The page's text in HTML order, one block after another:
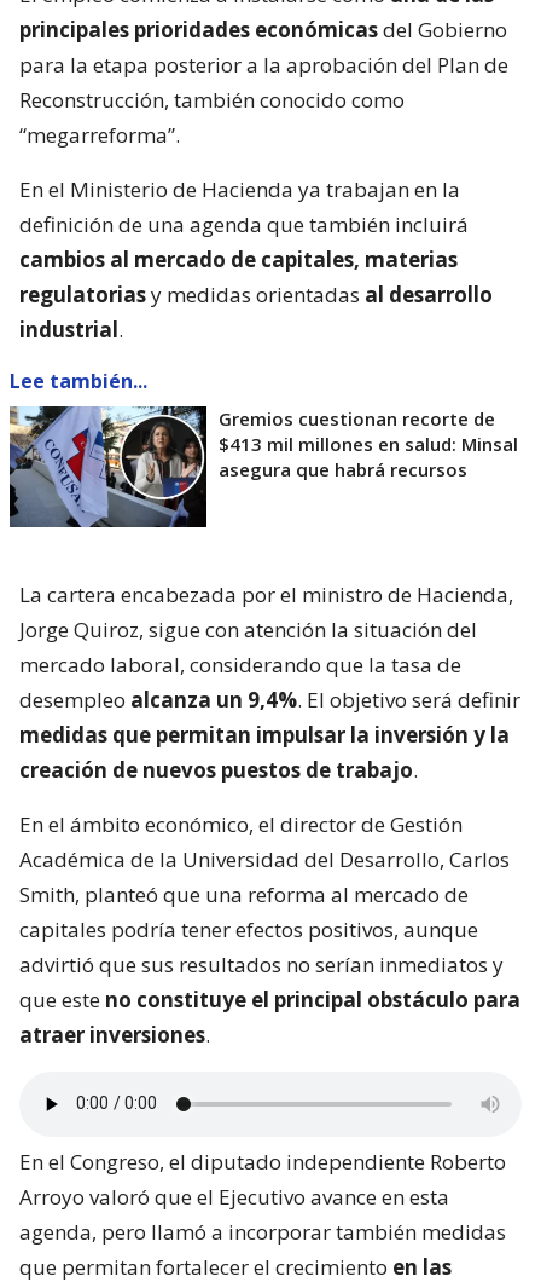
principales prioridades económicasdel Gobierno
para la etapa posterior a la aprobación del Plan de
Reconstrucción, también conocido como
“megarreforma”.
En el Ministerio de Hacienda ya trabajan en la
definición de una agenda que también incluirá
cambios al mercado de capitales, materias
regulatoriasy medidas orientadas al desarrollo
industrial.
Lee también...
Gremios cuestionan recorte de
$413 mil millones en salud: Minsal
asegura que habrá recursos
La cartera encabezada por el ministro de Hacienda,
Jorge Quiroz, sigue con atención la situación del
mercado laboral, considerando que la tasa de
desempleo alcanza un 9,4%. El objetivo será definir
medidas que permitan impulsar la inversión y la
creación de nuevos puestos de trabajo.
En el ámbito económico, el director de Gestión
Académica de la Universidad del Desarrollo, Carlos
Smith, planteó que una reforma al mercado de
capitales podría tener efectos positivos, aunque
advirtió que sus resultados no serían inmediatos y
que este no constituye el principal obstáculo para
atraer inversiones.
En el Congreso, el diputado independiente Roberto
Arroyo valoró que el Ejecutivo avance en esta
agenda, pero llamó a incorporar también medidas
que permitan fortalecer el crecimiento en las